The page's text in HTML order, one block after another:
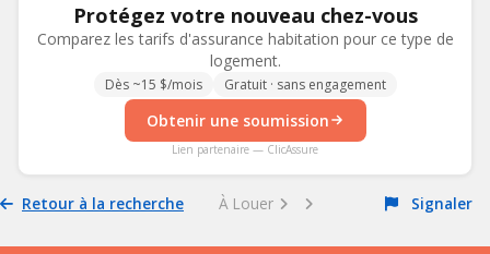
Protégez votre nouveau chez-vous
Comparez les tarifs d'assurance habitation pour ce type de
logement.
Dès ~15 $/mois Gratuit · sans engagement
Obtenir une soumission
Lien partenaire — ClicAssure
Retour à la recherche À Louer Signaler